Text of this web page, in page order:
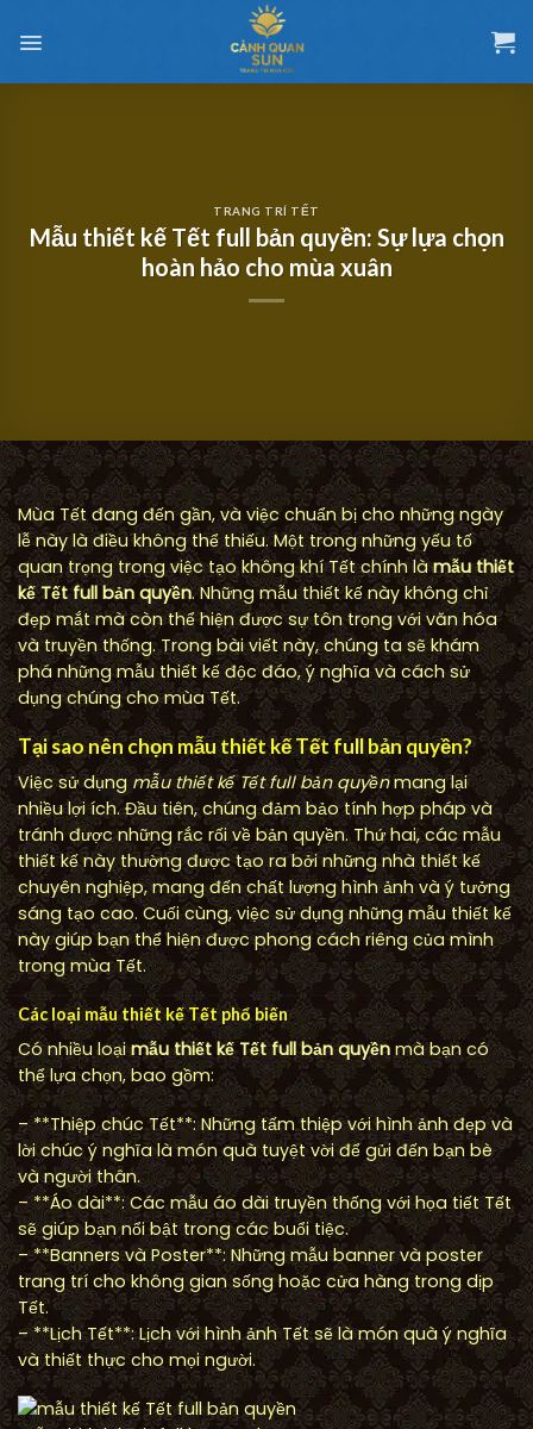
đến
dung
TRANG TRÍ TẾT
Mẫu thiết kế Tết full bản quyền: Sự lựa chọn
hoàn hảo cho mùa xuân
Mùa Tết đang đến gần, và việc chuẩn bị cho những ngày
lễ này là điều không thể thiếu. Một trong những yếu tố
quan trọng trong việc tạo không khí Tết chính làmẫu thiết
kế Tết full bản quyền. Những mẫu thiết kế này không chỉ
đẹp mắt mà còn thể hiện được sự tôn trọng với văn hóa
và truyền thống. Trong bài viết này, chúng ta sẽ khám
phá những mẫu thiết kế độc đáo, ý nghĩa và cách sử
dụng chúng cho mùa Tết.
Tại sao nên chọn mẫu thiết kế Tết full bản quyền?
Việc sử dụng mẫu thiết kế Tết full bản quyềnmang lại
nhiều lợi ích. Đầu tiên, chúng đảm bảo tính hợp pháp và
tránh được những rắc rối về bản quyền. Thứ hai, các mẫu
thiết kế này thường được tạo ra bởi những nhà thiết kế
chuyên nghiệp, mang đến chất lượng hình ảnh và ý tưởng
sáng tạo cao. Cuối cùng, việc sử dụng những mẫu thiết kế
này giúp bạn thể hiện được phong cách riêng của mình
trong mùa Tết.
Các loại mẫu thiết kế Tết phổ biến
Có nhiều loạimẫu thiết kế Tết full bản quyềnmà bạn có
thể lựa chọn, bao gồm:
– **Thiệp chúc Tết**: Những tấm thiệp với hình ảnh đẹp và
lời chúc ý nghĩa là món quà tuyệt vời để gửi đến bạn bè
và người thân.
– **Áo dài**: Các mẫu áo dài truyền thống với họa tiết Tết
sẽ giúp bạn nổi bật trong các buổi tiệc.
– **Banners và Poster**: Những mẫu banner và poster
trang trí cho không gian sống hoặc cửa hàng trong dịp
Tết.
– **Lịch Tết**: Lịch với hình ảnh Tết sẽ là món quà ý nghĩa
và thiết thực cho mọi người.